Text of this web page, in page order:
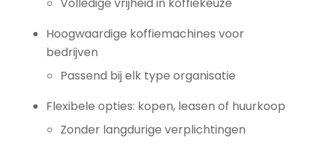
Hoogwaardige koffiemachines voor
bedrijven
Passend bij elk type organisatie
Flexibele opties: kopen, leasen of huurkoop
Zonder langdurige verplichtingen